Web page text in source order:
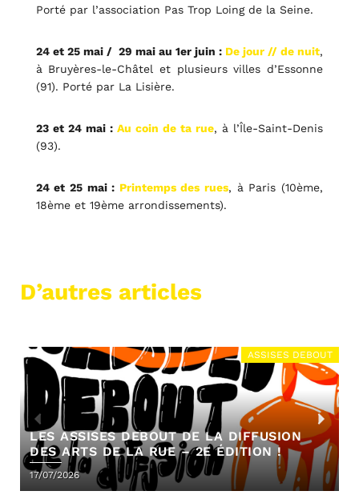
Porté par l’association Pas Trop Loing de la Seine.
24 et 25 mai / 29 mai au 1er juin : De jour // de nuit,
à Bruyères-le-Châtel et plusieurs villes d’Essonne
(91). Porté par La Lisière.
23 et 24 mai : Au coin de ta rue, à l’Île-Saint-Denis
(93).
24 et 25 mai : Printemps des rues, à Paris (10ème,
18ème et 19ème arrondissements).
D’autres articles
ASSISES DEBOUT
DE LA DIFFUSION
– 2E ÉDITION !
ÉGALITÉ DES
CHIFFRES 2024/2025
16/07/2026